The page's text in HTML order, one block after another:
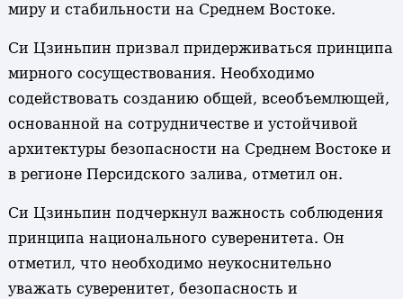
миру и стабильности на Среднем Востоке.
Си Цзиньпин призвал придерживаться принципа
мирного сосуществования. Необходимо
содействовать созданию общей, всеобъемлющей,
основанной на сотрудничестве и устойчивой
архитектуры безопасности на Среднем Востоке и
в регионе Персидского залива, отметил он.
Си Цзиньпин подчеркнул важность соблюдения
принципа национального суверенитета. Он
отметил, что необходимо неукоснительно
уважать суверенитет, безопасность и